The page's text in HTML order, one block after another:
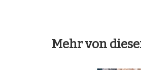
Mehr von